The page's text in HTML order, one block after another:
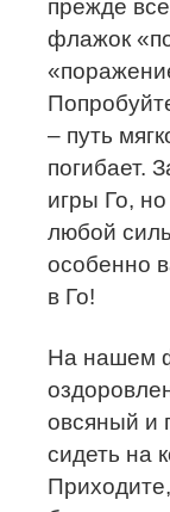
прежде
флажок
– путь
погибает.
игры Го,
любой
особенно
в Го!
На нашем
овсяный и
сидеть на